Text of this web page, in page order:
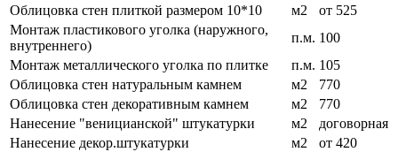
Облицовка стен плиткой размером 10*10
м2
от 525
Монтаж пластикового уголка (наружного,
внутреннего)
п.м. 100
Монтаж металлического уголка по плитке
п.м. 105
Облицовка стен натуральным камнем
м2
770
Облицовка стен декоративным камнем
м2
770
Нанесение "веницианской" штукатурки
м2
договорная
Нанесение декор.штукатурки
м2
от 420